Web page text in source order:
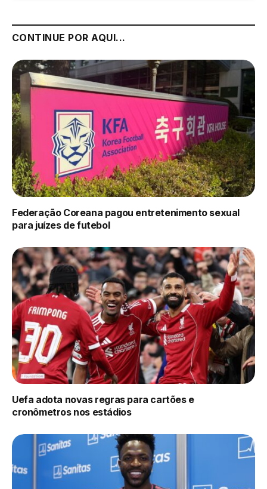
CONTINUE POR AQUI...
Federação Coreana pagou entretenimento sexual
para juízes de futebol
Uefa adota novas regras para cartões e
cronômetros nos estádios